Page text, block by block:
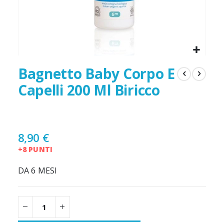
Bagnetto Baby Corpo E
Capelli 200 Ml Biricco
8,90 €
+8 PUNTI
DA 6 MESI